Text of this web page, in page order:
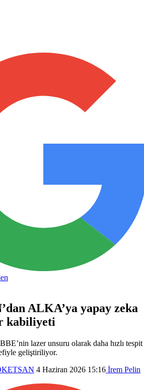
ALKA’ya yapay zeka
kabiliyeti
lazer unsuru olarak daha hızlı tespit
geliştiriliyor.
4 Haziran 2026 15:16 İrem Pelin